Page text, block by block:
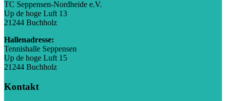
TC Seppensen-Nordheide e.V.
Up de hoge Luft 13
21244 Buchholz
Hallenadresse:
Tennishalle Seppensen
Up de hoge Luft 15
21244 Buchholz
Kontakt